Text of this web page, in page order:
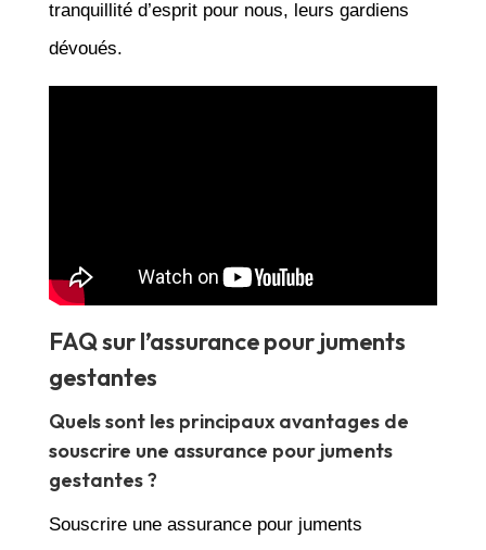
tranquillité d’esprit pour nous, leurs gardiens
dévoués.
FAQ sur l’assurance pour juments
gestantes
Quels sont les principaux avantages de
souscrire une assurance pour juments
gestantes ?
Souscrire une assurance pour juments